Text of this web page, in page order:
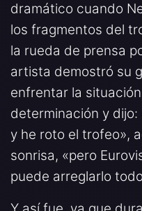
dramático cuando
los fragmentos del
la rueda de prensa
artista demostró su
enfrentar la
determinación y
y he roto el trofeo»,
sonrisa, «pero
puede arreglarlo